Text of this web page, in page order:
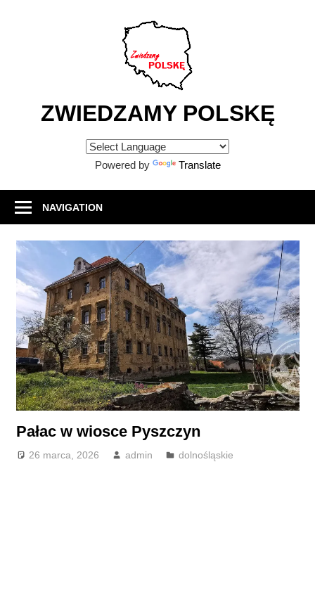
ZWIEDZAMY POLSKĘ
Powered by Translate
NAVIGATION
Pałac w wiosce Pyszczyn
26 marca, 2026 admin dolnośląskie